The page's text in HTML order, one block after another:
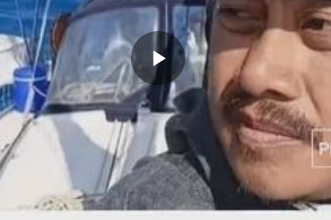
Memutarkan
Video